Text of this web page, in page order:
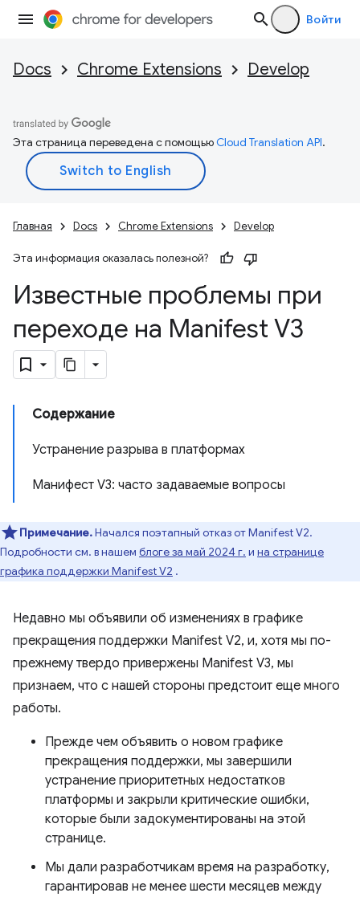
Войти
Docs Chrome Extensions Develop
Эта страница переведена с помощьюCloud Translation API.
Главная Docs Chrome Extensions Develop
Эта информация оказалась полезной?
Известные проблемы при
переходе на Manifest V3
Содержание
Устранение разрыва в платформах
Манифест V3: часто задаваемые вопросы
Примечание.Начался поэтапный отказ от Manifest V2.
Подробности см. в нашем блоге за май 2024 г. и на странице
графика поддержки Manifest V2 .
Недавно мы объявили об изменениях в графике
прекращения поддержки Manifest V2, и, хотя мы по-
прежнему твердо привержены Manifest V3, мы
признаем, что с нашей стороны предстоит еще много
работы.
Прежде чем объявить о новом графике
прекращения поддержки, мы завершили
устранение приоритетных недостатков
платформы и закрыли критические ошибки,
которые были задокументированы на этой
странице.
Мы дали разработчикам время на разработку,
гарантировав не менее шести месяцев между